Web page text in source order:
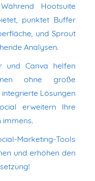
Hootsuite
punktet Buffer
und Sprout
Analysen.
und Canva helfen
ohne große
Lösungen
erweitern Ihre
immens.
Marketing-Tools
und erhöhen den